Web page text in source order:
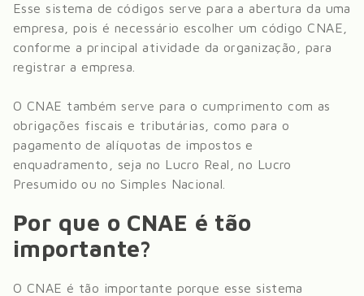
Esse sistema de códigos serve para a abertura da uma
empresa, pois é necessário escolher um código CNAE,
conforme a principal atividade da organização, para
registrar a empresa.
O CNAE também serve para o cumprimento com as
obrigações fiscais e tributárias, como para o
pagamento de alíquotas de impostos e
enquadramento, seja no Lucro Real, no Lucro
Presumido ou no Simples Nacional.
Por que o CNAE é tão
importante?
O CNAE é tão importante porque esse sistema